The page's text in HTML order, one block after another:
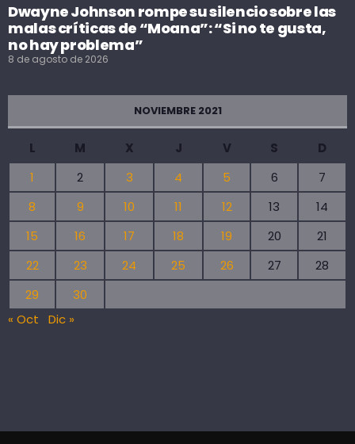
Dwayne Johnson rompe su silencio sobre las
malas críticas de “Moana”: “Si no te gusta,
no hay problema”
8 de agosto de 2026
NOVIEMBRE 2021
L M X J V S
D
1
2 3 4 5 6
7
8
9 10 11 12 13
14
15
16 17 18 19 20
21
22
23 24 25 26 27
28
29
30
« Oct
Dic »